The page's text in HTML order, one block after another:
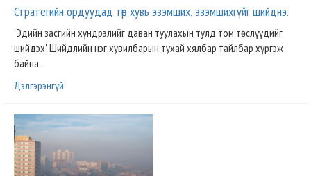
Стратегийн ордуудад төр хувь эзэмших, эзэмшихгүйг шийднэ.
'Эдийн засгийн хүндрэлийг даван туулахын тулд том төслүүдийг
шийдэх'. Шийдлийн нэг хувилбарын тухай хялбар тайлбар хүргэж
байна...
Дэлгэрэнгүй